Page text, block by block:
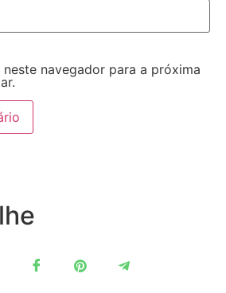
neste navegador para a próxima